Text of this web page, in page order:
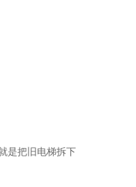
是把旧电梯拆下